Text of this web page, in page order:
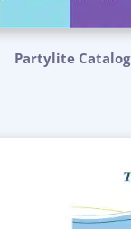
Partylite Catalog